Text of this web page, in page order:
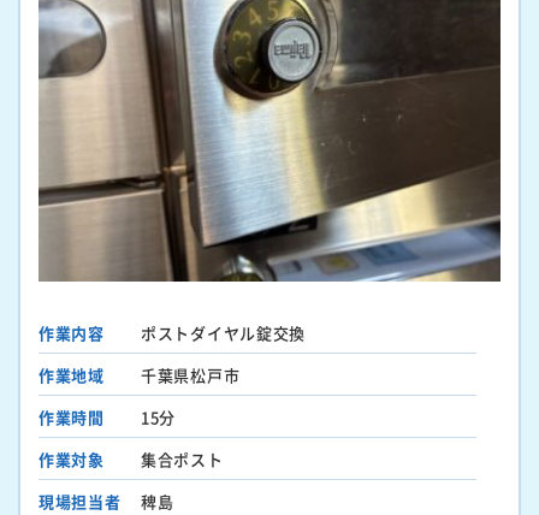
作業内容
ポストダイヤル錠交換
作業地域
千葉県松戸市
作業時間
15分
作業対象
集合ポスト
現場担当者
稗島